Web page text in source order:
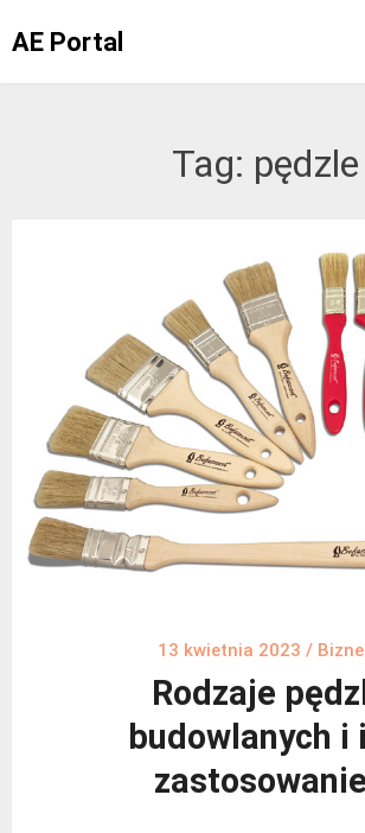
toAE Portal
Tag: pędzle
13 kwietnia 2023 /
Rodzaje
budowlanych i